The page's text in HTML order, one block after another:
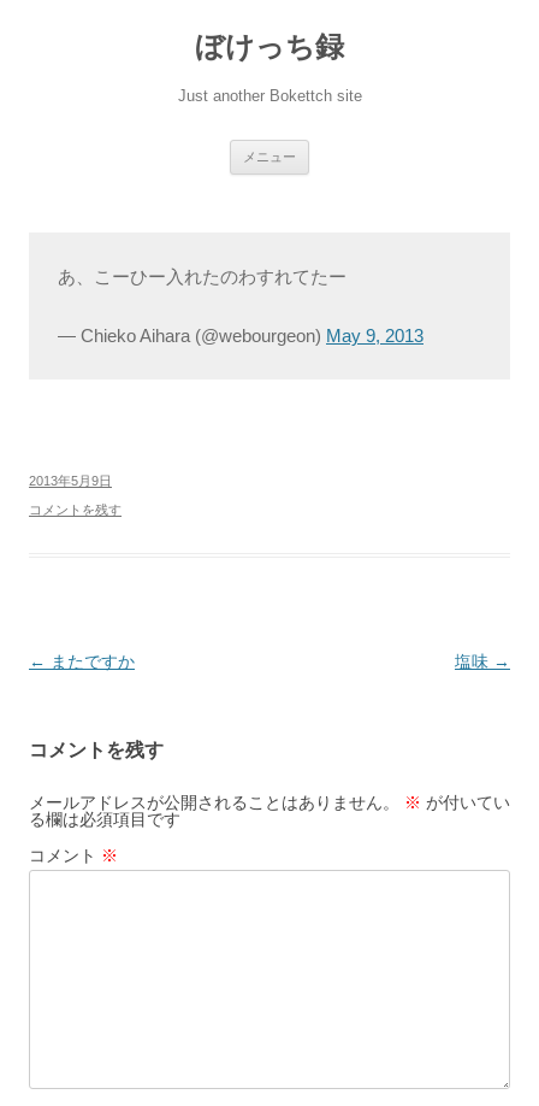
ぼけっち録
Just another Bokettch site
メニュー
キ
ッ
あ、こーひー入れたのわすれてたー
— Chieko Aihara (@webourgeon) May 9, 2013
2013年5月9日
コメントを残す
投
ビ
ゲ
ー
シ
← またですか 塩味 →
コメントを残す
メールアドレスが公開されることはありません。 ※ が付いてい
る欄は必須項目です
コメント ※